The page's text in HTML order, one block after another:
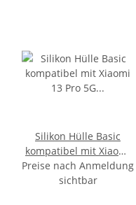
Silikon Hülle Basic
kompatibel mit Xiaomi
13 Pro 5G Transparent
Preise nach Anmeldung
sichtbar